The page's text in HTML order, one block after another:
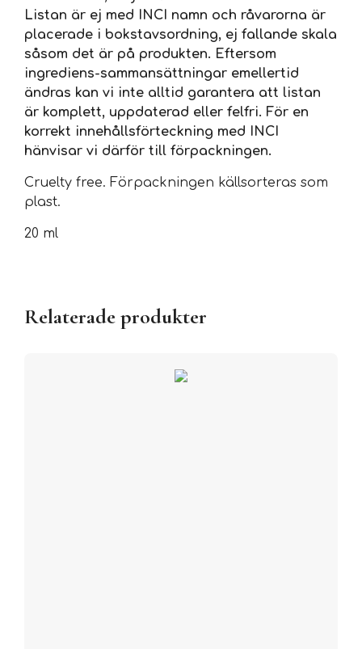
Listan är ej med INCI namn och råvarorna är
placerade i bokstavsordning, ej fallande skala
såsom det är på produkten. Eftersom
ingrediens-sammansättningar emellertid
ändras kan vi inte alltid garantera att listan
är komplett, uppdaterad eller felfri. För en
korrekt innehållsförteckning med INCI
hänvisar vi därför till förpackningen.
Cruelty free. Förpackningen källsorteras som
plast.
20 ml
Relaterade produkter